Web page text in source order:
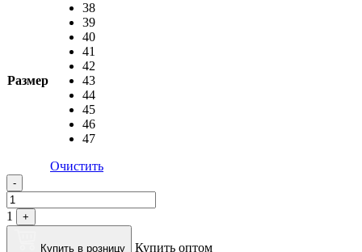
Размер
38
39
40
41
42
43
44
45
46
47
Очистить
Quantity
-
1 +
Купить в розницу Купить оптом